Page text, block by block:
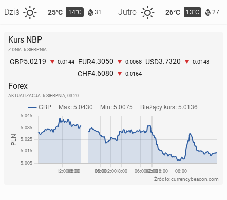
Dziś 25°C 14°C 31 Jutro 26°C 13°C 27
Kurs NBP
Z DNIA: 6 SIERPNIA
GBP5.0219 -0.0144 EUR4.3050 -0.0068 USD3.7320 -0.0148
CHF4.6080 -0.0164
Forex
AKTUALIZACJA: 6 SIERPNIA, 03:20
Źródło: currencybeacon.com